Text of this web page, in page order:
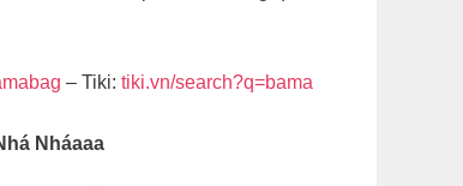
– Tiki: tiki.vn/search?q=bama
Nháaaa